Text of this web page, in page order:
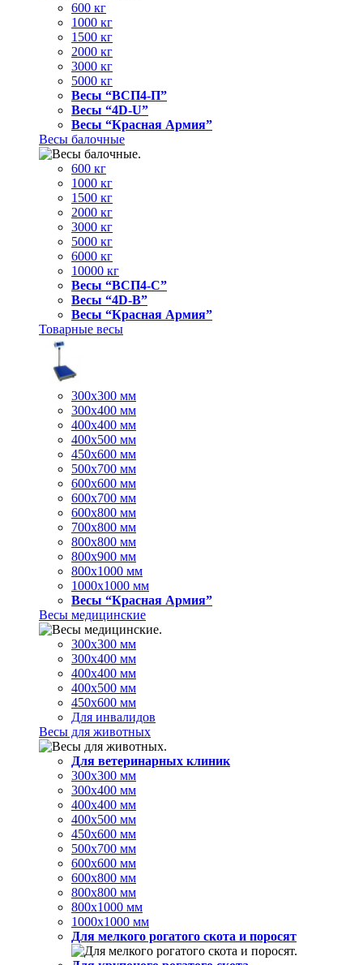
600 кг
1000 кг
1500 кг
2000 кг
3000 кг
5000 кг
Весы “ВСП4-П”
Весы “4D-U”
Весы “Красная Армия”
Весы балочные
600 кг
1000 кг
1500 кг
2000 кг
3000 кг
5000 кг
6000 кг
10000 кг
Весы “ВСП4-С”
Весы “4D-В”
Весы “Красная Армия”
Товарные весы
300х300 мм
300х400 мм
400х400 мм
400х500 мм
450х600 мм
500х700 мм
600х600 мм
600х700 мм
600х800 мм
700х800 мм
800х800 мм
800х900 мм
800х1000 мм
1000х1000 мм
Весы “Красная Армия”
Весы медицинские
300х300 мм
300х400 мм
400х400 мм
400х500 мм
450х600 мм
Для инвалидов
Весы для животных
Для ветеринарных клиник
300х300 мм
300х400 мм
400х400 мм
400х500 мм
450х600 мм
500х700 мм
600х600 мм
600х800 мм
800х800 мм
800х1000 мм
1000х1000 мм
Для мелкого рогатого скота и поросят